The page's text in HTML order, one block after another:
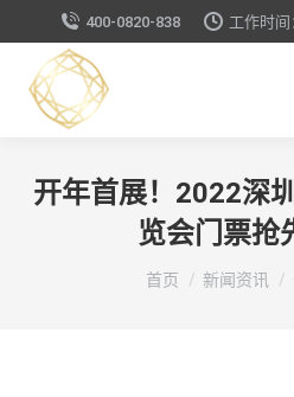
400-0820-838 工作时间
开年首展！2022深
览会门票抢
你在这里：
首页 新闻资讯